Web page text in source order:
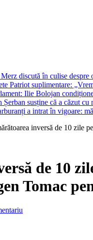
discută în culise despre
Patriot suplimentare:
Ilie Bolojan
susține că a căzut cu
a intrat în vigoare:
inversă de 10 zile
de 10
Tomac